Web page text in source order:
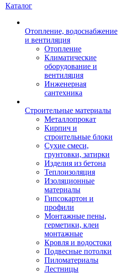
Каталог
Отопление, водоснабжение
и вентиляция
Отопление
Климатические
оборудование и
вентиляция
Инженерная
сантехника
Строительные материалы
Металлопрокат
Кирпич и
строительные блоки
Сухие смеси,
грунтовки, затирки
Изделия из бетона
Теплоизоляция
Изоляционные
материалы
Гипсокартон и
профили
Монтажные пены,
герметики, клеи
монтажные
Кровля и водостоки
Подвесные потолки
Пиломатериалы
Лестницы